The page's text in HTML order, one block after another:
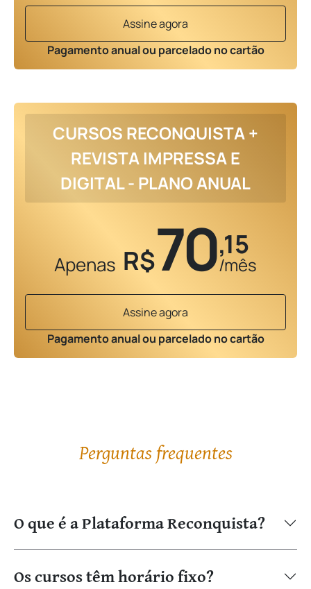
Assine agora
Pagamento anual ou parcelado no cartão
CURSOS RECONQUISTA +
REVISTA IMPRESSA E
DIGITAL - PLANO ANUAL
Apenas R$70,15
/mês
Assine agora
Pagamento anual ou parcelado no cartão
Perguntas frequentes
O que é a Plataforma Reconquista?
Os cursos têm horário fixo?